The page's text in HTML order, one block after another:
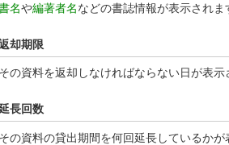
名や編著者名などの書誌情報が表示されま
却期限
その資料を返却しなければならない日が表示
長回数
その資料の貸出期間を何回延長しているかが